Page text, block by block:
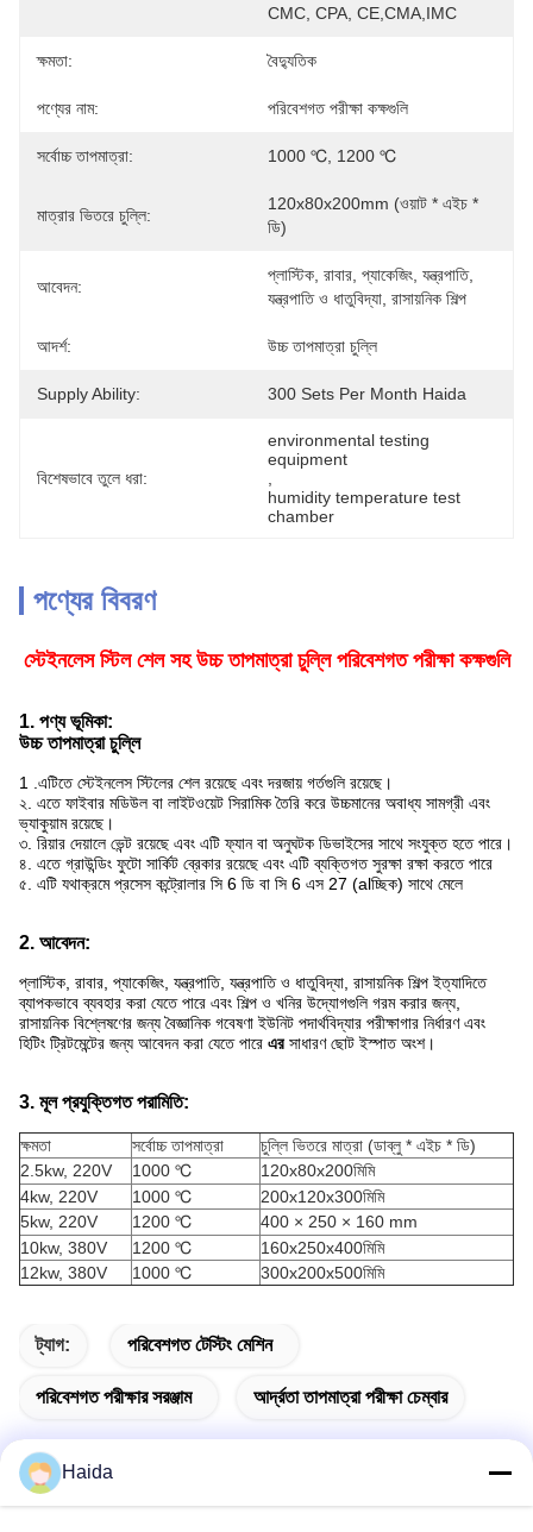
CMC, CPA, CE,CMA,IMC
ক্ষমতা: বৈদ্যুতিক
পণ্যের নাম: পরিবেশগত পরীক্ষা কক্ষগুলি
সর্বোচ্চ তাপমাত্রা: 1000 ℃, 1200 ℃
মাত্রার ভিতরে চুল্লি:
120x80x200mm (ওয়াট * এইচ *
ডি)
আবেদন:
প্লাস্টিক, রাবার, প্যাকেজিং, যন্ত্রপাতি,
যন্ত্রপাতি ও ধাতুবিদ্যা, রাসায়নিক শিল্প
আদর্শ: উচ্চ তাপমাত্রা চুল্লি
Supply Ability: 300 Sets Per Month Haida
বিশেষভাবে তুলে ধরা:
environmental testing
equipment
humidity temperature test
chamber
পণ্যের বিবরণ
স্টেইনলেস স্টিল শেল সহ উচ্চ তাপমাত্রা চুল্লি পরিবেশগত পরীক্ষা কক্ষগুলি
1. পণ্য ভূমিকা:
উচ্চ তাপমাত্রা চুল্লি
1 .এটিতে স্টেইনলেস স্টিলের শেল রয়েছে এবং দরজায় গর্তগুলি রয়েছে।
২. এতে ফাইবার মডিউল বা লাইটওয়েট সিরামিক তৈরি করে উচ্চমানের অবাধ্য সামগ্রী এবং
ভ্যাকুয়াম রয়েছে।
৩. রিয়ার দেয়ালে ভেন্ট রয়েছে এবং এটি ফ্যান বা অনুঘটক ডিভাইসের সাথে সংযুক্ত হতে পারে।
৪. এতে গ্রাউন্ডিং ফুটো সার্কিট ব্রেকার রয়েছে এবং এটি ব্যক্তিগত সুরক্ষা রক্ষা করতে পারে
৫. এটি যথাক্রমে প্রসেস কন্ট্রোলার সি 6 ডি বা সি 6 এস 27 (alচ্ছিক) সাথে মেলে
2. আবেদন:
প্লাস্টিক, রাবার, প্যাকেজিং, যন্ত্রপাতি, যন্ত্রপাতি ও ধাতুবিদ্যা, রাসায়নিক শিল্প ইত্যাদিতে
ব্যাপকভাবে ব্যবহার করা যেতে পারে এবং শিল্প ও খনির উদ্যোগগুলি গরম করার জন্য,
রাসায়নিক বিশ্লেষণের জন্য বৈজ্ঞানিক গবেষণা ইউনিট পদার্থবিদ্যার পরীক্ষাগার নির্ধারণ এবং
হিটিং ট্রিটমেন্টের জন্য আবেদন করা যেতে পারে এরসাধারণ ছোট ইস্পাত অংশ।
3. মূল প্রযুক্তিগত পরামিতি:
ক্ষমতা সর্বোচ্চ তাপমাত্রা
চুল্লি ভিতরে মাত্রা (ডাব্লু * এইচ * ডি)
2.5kw, 220V
1000 ℃ 120x80x200মিমি
4kw, 220V 1000 ℃ 200x120x300মিমি
5kw, 220V 1200 ℃
400 × 250 × 160 mm
10kw, 380V 1200 ℃ 160x250x400মিমি
12kw, 380V 1000 ℃ 300x200x500মিমি
ট্যাগ: পরিবেশগত টেস্টিং মেশিন
পরিবেশগত পরীক্ষার সরঞ্জাম আর্দ্রতা তাপমাত্রা পরীক্ষা চেম্বার
Haida